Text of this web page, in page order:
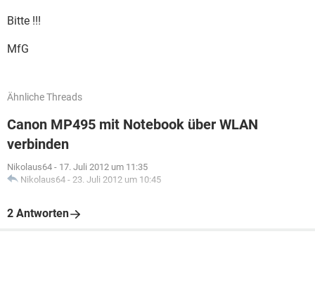
Bitte !!!
MfG
Ähnliche Threads
Canon MP495 mit Notebook über WLAN
verbinden
Nikolaus64 - 17. Juli 2012 um 11:35
Nikolaus64 - 23. Juli 2012 um 10:45
2 Antworten